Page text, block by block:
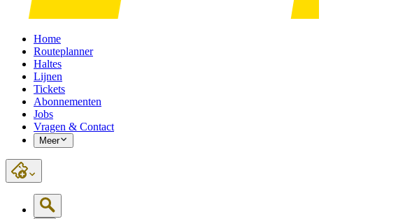
Home
Routeplanner
Haltes
Lijnen
Tickets
Abonnementen
Jobs
Vragen & Contact
Meer